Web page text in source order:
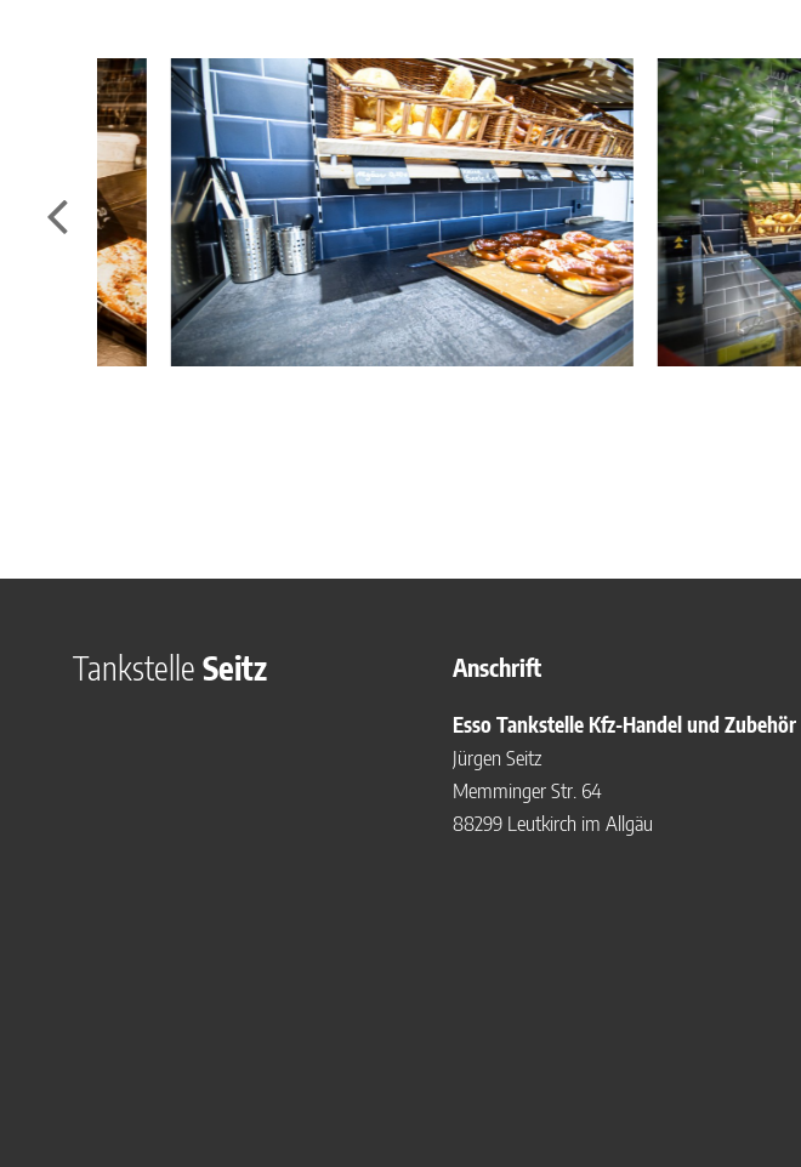
Tankstelle Seitz Anschrift
Esso Tankstelle Kfz-Handel und Zubehör
Jürgen Seitz
Memminger Str. 64
88299 Leutkirch im Allgäu